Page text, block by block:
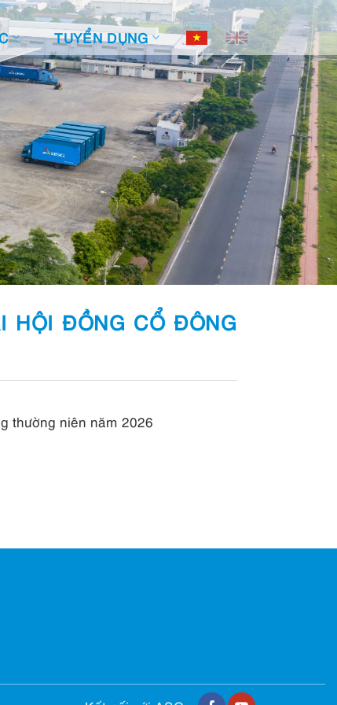
TUYỂN DỤNG
HỘI ĐỒNG CỔ ĐÔNG
thường niên năm 2026